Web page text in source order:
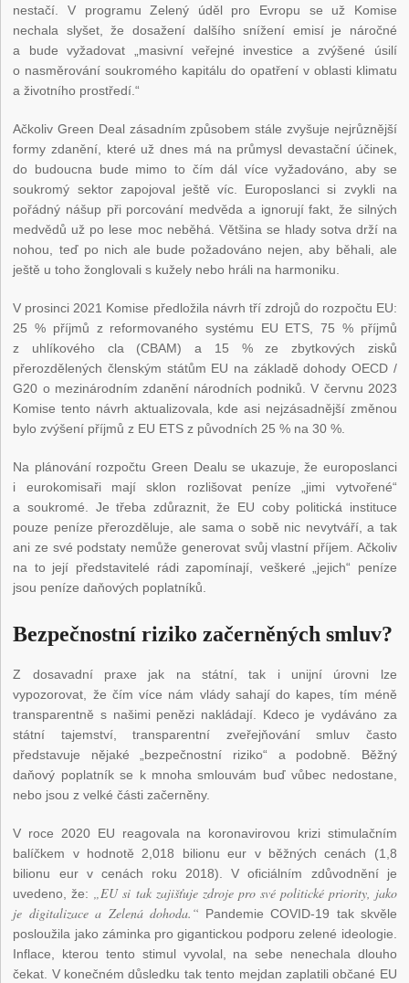
nestačí. V programu Zelený úděl pro Evropu se už Komise
nechala slyšet, že dosažení dalšího snížení emisí je náročné
a bude vyžadovat „masivní veřejné investice a zvýšené úsilí
o nasměrování soukromého kapitálu do opatření v oblasti klimatu
a životního prostředí.“
Ačkoliv Green Deal zásadním způsobem stále zvyšuje nejrůznější
formy zdanění, které už dnes má na průmysl devastační účinek,
do budoucna bude mimo to čím dál více vyžadováno, aby se
soukromý sektor zapojoval ještě víc. Europoslanci si zvykli na
pořádný nášup při porcování medvěda a ignorují fakt, že silných
medvědů už po lese moc neběhá. Většina se hlady sotva drží na
nohou, teď po nich ale bude požadováno nejen, aby běhali, ale
ještě u toho žonglovali s kužely nebo hráli na harmoniku.
V prosinci 2021 Komise předložila návrh tří zdrojů do rozpočtu EU:
25 % příjmů z reformovaného systému EU ETS, 75 % příjmů
z uhlíkového cla (CBAM) a 15 % ze zbytkových zisků
přerozdělených členským státům EU na základě dohody OECD /
G20 o mezinárodním zdanění národních podniků. V červnu 2023
Komise tento návrh aktualizovala, kde asi nejzásadnější změnou
bylo zvýšení příjmů z EU ETS z původních 25 % na 30 %.
Na plánování rozpočtu Green Dealu se ukazuje, že europoslanci
i eurokomisaři mají sklon rozlišovat peníze „jimi vytvořené“
a soukromé. Je třeba zdůraznit, že EU coby politická instituce
pouze peníze přerozděluje, ale sama o sobě nic nevytváří, a tak
ani ze své podstaty nemůže generovat svůj vlastní příjem. Ačkoliv
na to její představitelé rádi zapomínají, veškeré „jejich“ peníze
jsou peníze daňových poplatníků.
Bezpečnostní riziko začerněných smluv?
Z dosavadní praxe jak na státní, tak i unijní úrovni lze
vypozorovat, že čím více nám vlády sahají do kapes, tím méně
transparentně s našimi penězi nakládají. Kdeco je vydáváno za
státní tajemství, transparentní zveřejňování smluv často
představuje nějaké „bezpečnostní riziko“ a podobně. Běžný
daňový poplatník se k mnoha smlouvám buď vůbec nedostane,
nebo jsou z velké části začerněny.
V roce 2020 EU reagovala na koronavirovou krizi stimulačním
balíčkem v hodnotě 2,018 bilionu eur v běžných cenách (1,8
bilionu eur v cenách roku 2018). V oficiálním zdůvodnění je
uvedeno, že: „EU si tak zajišťuje zdroje pro své politické priority, jako
je digitalizace a Zelená dohoda.“ Pandemie COVID-19 tak skvěle
posloužila jako záminka pro gigantickou podporu zelené ideologie.
Inflace, kterou tento stimul vyvolal, na sebe nenechala dlouho
čekat. V konečném důsledku tak tento mejdan zaplatili občané EU